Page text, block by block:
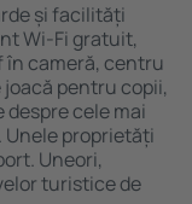
și facilități
Wi-Fi gratuit,
în cameră, centru
joacă pentru copii,
cele mai
proprietăți
Uneori,
turistice de